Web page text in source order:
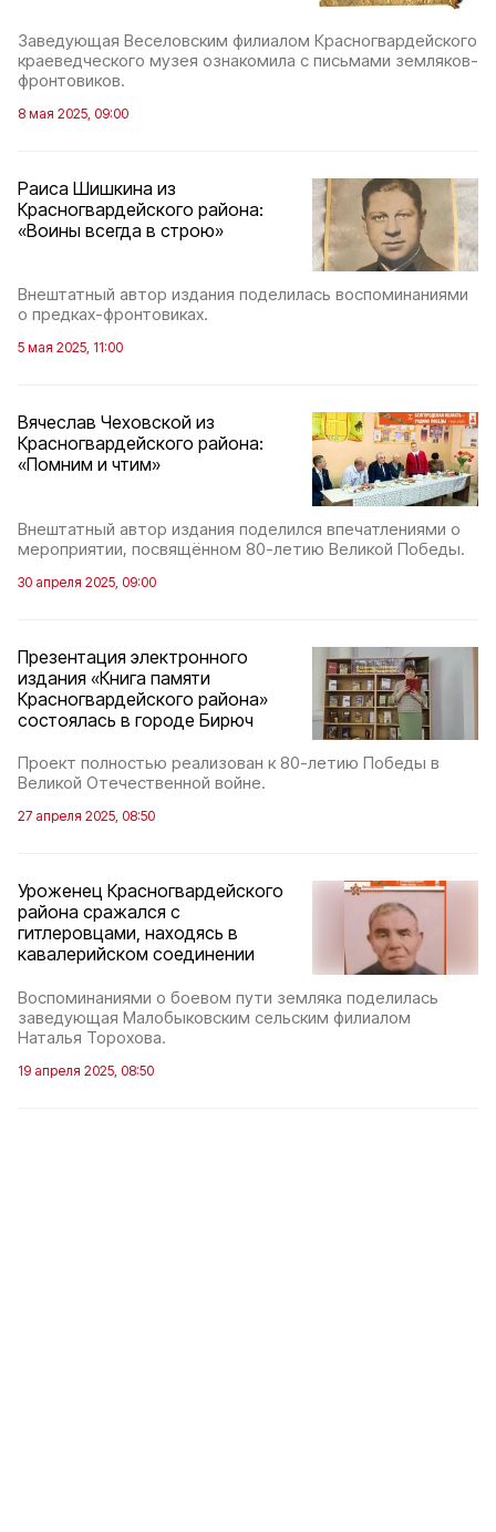
Заведующая Веселовским филиалом Красногвардейского
краеведческого музея ознакомила с письмами земляков-
фронтовиков.
8 мая 2025, 09:00
Раиса Шишкина из
Красногвардейского района:
«Воины всегда в строю»
Внештатный автор издания поделилась воспоминаниями
о предках-фронтовиках.
5 мая 2025, 11:00
Вячеслав Чеховской из
Красногвардейского района:
«Помним и чтим»
Внештатный автор издания поделился впечатлениями о
мероприятии, посвящённом 80-летию Великой Победы.
30 апреля 2025, 09:00
Презентация электронного
издания «Книга памяти
Красногвардейского района»
состоялась в городе Бирюч
Проект полностью реализован к 80-летию Победы в
Великой Отечественной войне.
27 апреля 2025, 08:50
Уроженец Красногвардейского
района сражался с
гитлеровцами, находясь в
кавалерийском соединении
Воспоминаниями о боевом пути земляка поделилась
заведующая Малобыковским сельским филиалом
Наталья Торохова.
19 апреля 2025, 08:50